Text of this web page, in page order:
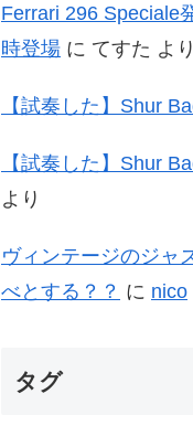
Ferrari 296 Speciale
時登場 に てすた より
【試奏した】Shur
【試奏した】Shur
より
ヴィンテージのジャ
べとする？？ に nico
タグ